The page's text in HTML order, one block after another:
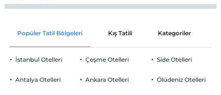
Popüler Tatil Bölgeleri Kış Tatili Kategoriler
İstanbul Otelleri
Antalya Otelleri
Çeşme Otelleri
Ankara Otelleri
Side Otelleri
Ölüdeniz Otelleri